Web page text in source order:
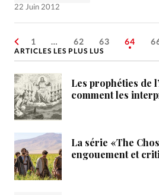
22 Juin 2012
1 … 62 63 64
ARTICLES LES PLUS LUS
Les prophéties de
comment les
La série «The
engouement et